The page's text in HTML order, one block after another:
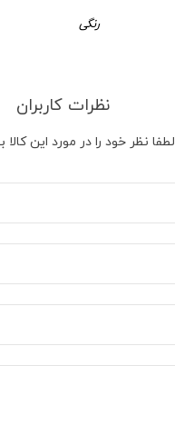
رنگی
نظرات کاربران
لطفا نظر خود را در مورد این کالا